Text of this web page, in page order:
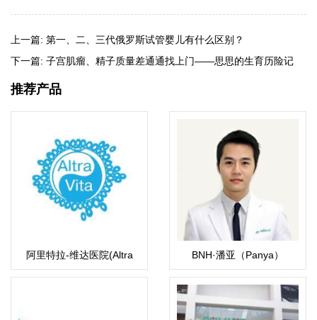
上一篇: 第一、二、三代俄罗斯试管婴儿有什么区别？
下一篇: 子宫肌瘤、精子质量差通通找上门——思思的生育历险记
推荐产品
阿里特拉-维达医院(Altra
Vita IVF）
BNH·潘亚（Panya）